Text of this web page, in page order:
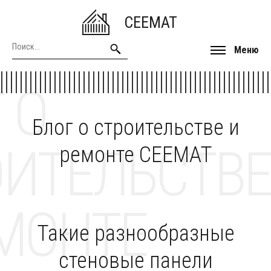
CEEMAT
Меню
Блог о строительстве и
ремонте CEEMAT
О
Такие разнообразные
стеновые панели